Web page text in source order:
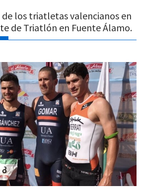
los triatletas valencianos en
de Triatlón en Fuente Álamo.